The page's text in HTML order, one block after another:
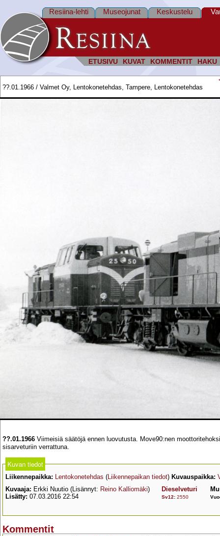
ETUSIVU KUVAT KOMMENTIT HAKU
Resiina-lehti Museojunat Keskustelu
??.01.1966 / Valmet Oy, Lentokonetehdas, Tampere, Lentokonetehdas
??.01.1966 Viimeisiä säätöjä ennen luovutusta. Move90:nen
sisarveturiin verrattuna.
Kuvan tiedot
Liikennepaikka: Lentokonetehdas (Liikennepaikan tiedot) Kuvauspaikka:
Kuvaaja: Erkki Nuutio (Lisännyt: Reino Kalliomäki)
Lisätty: 07.03.2016 22:54
Dieselveturi
Sv12: 2550
Kommentit